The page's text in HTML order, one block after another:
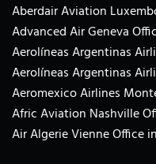
Aberdair Aviation
Advanced Air Geneva
Aerolíneas Argentinas
Aerolíneas Argentinas
Aeromexico Airlines
Afric Aviation Nashville
Air Algerie Vienne Office